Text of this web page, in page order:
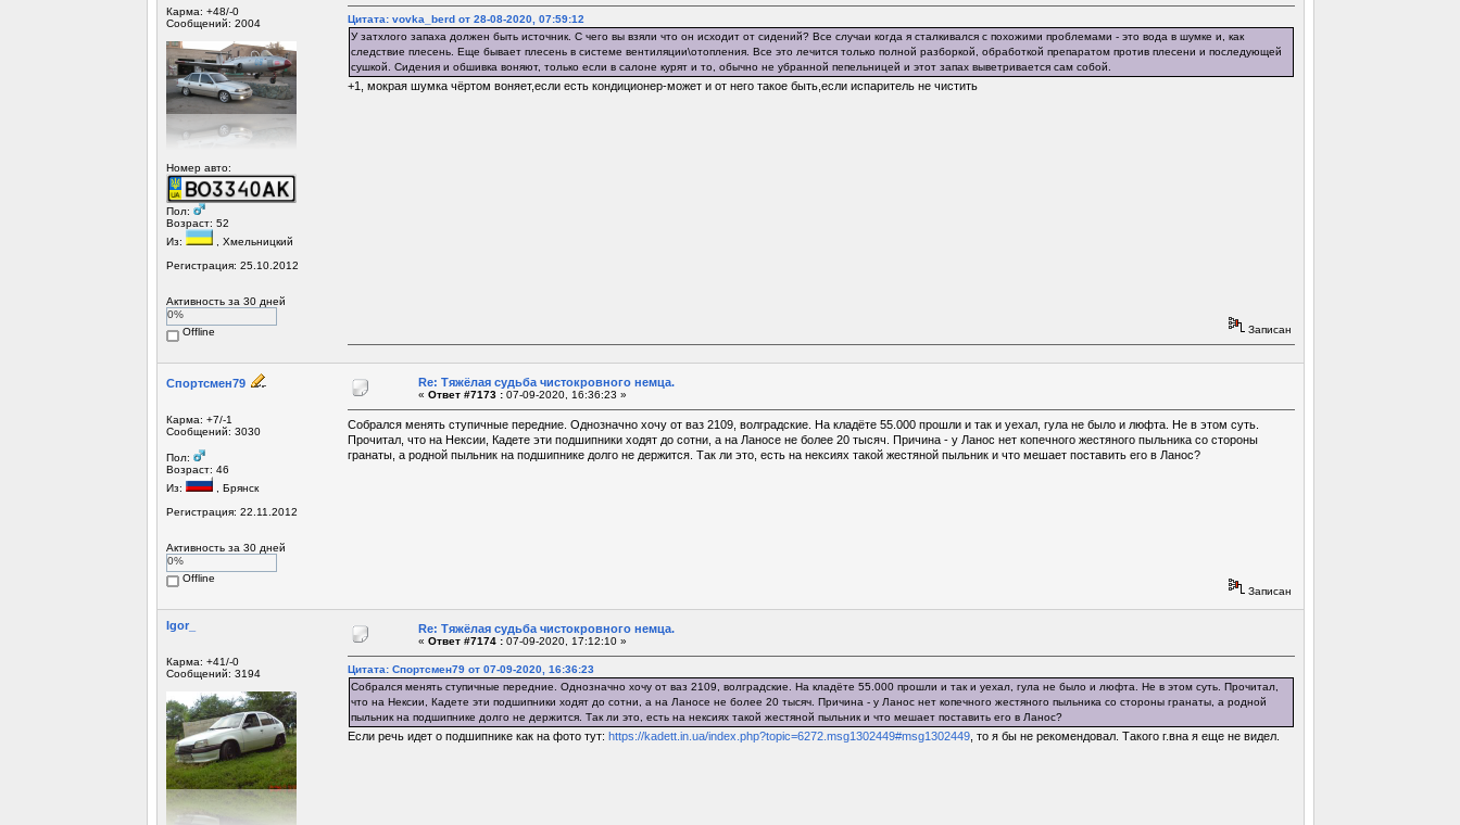
Карма: +48/-0
Сообщений: 2004
Номер авто:
Пол:
Возраст: 52
Из:
, Хмельницкий
Регистрация: 25.10.2012
Активность за 30 дней
0%
Offline
Цитата: vovka_berd от 28-08-2020, 07:59:12
У затхлого запаха должен быть источник. С чего вы взяли что он исходит от сидений? Все случаи когда я сталкивался с похожими проблемами - это вода в шумке и, как
следствие плесень. Еще бывает плесень в системе вентиляции\отопления. Все это лечится только полной разборкой, обработкой препаратом против плесени и последующей
сушкой. Сидения и обшивка воняют, только если в салоне курят и то, обычно не убранной пепельницей и этот запах выветривается сам собой.
+1, мокрая шумка чёртом воняет,если есть кондиционер-может и от него такое быть,если испаритель не чистить
Записан
Спортсмен79
Карма: +7/-1
Сообщений: 3030
Пол:
Возраст: 46
Из:
, Брянск
Регистрация: 22.11.2012
Активность за 30 дней
0%
Offline
Re: Тяжёлая судьба чистокровного немца.
« Ответ #7173 :07-09-2020, 16:36:23 »
Собрался менять ступичные передние. Однозначно хочу от ваз 2109, волградские. На кладёте 55.000 прошли и так и уехал, гула не было и люфта. Не в этом суть.
Прочитал, что на Нексии, Кадете эти подшипники ходят до сотни, а на Ланосе не более 20 тысяч. Причина - у Ланос нет копечного жестяного пыльника со стороны
гранаты, а родной пыльник на подшипнике долго не держится. Так ли это, есть на нексиях такой жестяной пыльник и что мешает поставить его в Ланос?
Записан
Igor_
Карма: +41/-0
Сообщений: 3194
Re: Тяжёлая судьба чистокровного немца.
« Ответ #7174 :07-09-2020, 17:12:10 »
Цитата: Спортсмен79 от 07-09-2020, 16:36:23
Собрался менять ступичные передние. Однозначно хочу от ваз 2109, волградские. На кладёте 55.000 прошли и так и уехал, гула не было и люфта. Не в этом суть. Прочитал,
что на Нексии, Кадете эти подшипники ходят до сотни, а на Ланосе не более 20 тысяч. Причина - у Ланос нет копечного жестяного пыльника со стороны гранаты, а родной
пыльник на подшипнике долго не держится. Так ли это, есть на нексиях такой жестяной пыльник и что мешает поставить его в Ланос?
Если речь идет о подшипнике как на фото тут: https://kadett.in.ua/index.php?topic=6272.msg1302449#msg1302449, то я бы не рекомендовал. Такого г.вна я еще не видел.